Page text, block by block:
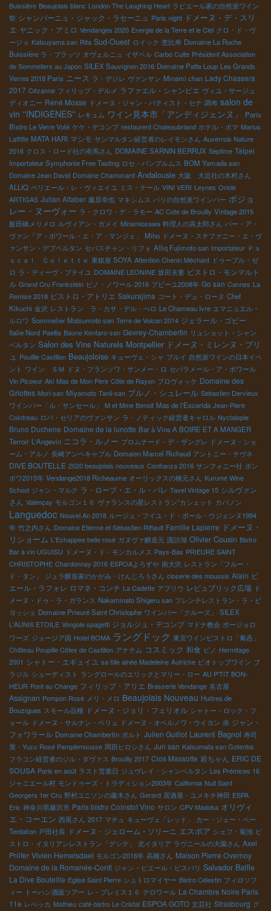
Buissière Beaujolais blanc London The Laughing Heart ラピエール家の自然派ワイン
祭 シャンパーニュ・ジャック・ラセーニュ Paris night ドメーヌ・デ・スリ
エ ヤニック・アミロ Vendanges 2020 Energie de la Terre et le Ciel クロ・ド・ヴ
ージョ Katsuyama san Rita Sud-Ouest ロイック 恵比寿 Domaine La Roche
Buissière ラ・プラッツ オヴェルニュ イザベル Carbo Culte Président Association
de Sommeliers au Japon SILEX Sauvignon 2016 Domaine Patte Loup Les Grands
Verres 2018 Paris ニース ラ・デジレ ヴァンサン Minami chan Lady Chassera
2017 Cézanne フィリップ・デルメ ラファエル・シャンピエ ヴィユ・サージュ
ディオニー René Mosse ドメーヌ・ジャン・バティスト・セナ 調布 salon de
vin ''INDIGENES'' レキュム ワイン見本市「アンディジェンヌ」
Paris
Bistro Le Verre Volé ケケ・デコンブ restaurent Chateaubriand ホテル・ボマ Marius
Laffitte MATA HARI マシモ サンマルタン経営者のレイモンさん Auxerrois Nature
2016 クロス・ロード社の有馬さん DOMAINE SARNIN BERRUX Septime Taipei
Importateur Symphonie Free Tasting ロセ・パンプルムス BOM Yamada san
Domaine Jean David Domaine Chamonard Andalousie 大阪 大近社の木村さん
ALLIQ ペリエール・レ・ヴィエイユ ミス・テール VINI VERI Leynes Oriole
ARTIGAS Julian Altaber 藤原幸也 マキシムス パリの自然派ワインバー ボジョ
レー・ヌーヴォー ラ・クロワ・デ・ラモー AC Cote de Brouilly Vintage 2015
飯田橋メリメロ ルヴィアン・ガメイ Minamiosawa 料理人の高太郎さん バー・ア・
ヴァン「ア・ボワール・エ・ア・マンジェ」
Miho ドメーヌ・ステファニー・エ・ヴ
ァンサン・デブベルタン セバスチャン・リフォ Alliq Fujimoto san Importateur Ｐａ
ｓｃａｌ Ｃｏｌｅｔｔｅ 東銀座 SOYA Attention Chenin Méchant ドゥーブル・ゼ
ロ ラ・ディーヴ・ブテイユ DOMAINE LEONINE 坂田夫妻 ビストロ・モンマルト
ル Grand Cru Frankstein ピノ・ノワール 2016 プピーユ2008年 Go san Cannes La
Remise 2018 ビストロ・アトリエ Sakurajima コート・デュ・ローヌ Chef
Kikuchi 金沢 レストラン ラ・カサ・デル・ぺロ Le Chameau Ivre エマニュエル・
ルロワ Sommelier Matsumoto san Terre de Volcan 2014 ジェラール・ゴビー
Italie Nord Paellia Baune Kentaro-san Gevrey-Chambertin リュショット・シャン
ベルタン Salon des Vins Naturels Montpellier ドメーヌ・ミレンヌ・ブリ
ュ Poulille Castillon Beaujoloise キューヴェ・シャ ブルイ 自然派ワインの日本イベ
ント ワイン ＳＭ ドヌ・フランソワ・サンメー・ロ セパラメール・ア・ボワール
Vin Picoeur Aki Mas de Mon Père Côte de Rayon プロヴォッケ Domaine des
Griottes Mori-san Miyamoto Tanii-san ブルノ・シュレール Sebastien Dervieux
ワインバー「ル・サンセール」
M et Mme Benoit Mas de l'Escarida Jean-Piere
Cointreau ロバ・セリアのヴァンサン ラ・ノティック経営者キャロル Nyctalopie
Bruno Duchene Domaine de la lunotte Bar à Vins A BOIRE ET A MANGER
Terroir L'Angevin ニコラ・ルノー プロムナード・デ・ザングレ ドメーヌ・ショ
ーム・アルノ 長崎アンペキャブル Domaien Marcel Richaud アントニー・テヴネ
DIVE BOUTELLE 2020 beaujolais nouveaux Confianza 2016 サンフォニー社 ポン
ポワ2015年 Vendange2018 Richeaume オーリックスの橋元さん Kurumé Wine
School ジャン・マルク ラ・ローブ・エ・ル・パレ Tavel Vintage 15 シルヴァン
さん Valençay モルゴン１６ ヴァランスの星レストラン”カシェット カバノン
Languedoc Nouvel An 2018 ルージュ・フイユ・ド・ポール・ウジェンヌ1994
年 竹之内さん Domaine Etienne et Sébastien Riffault Famille Lapierre ドメーヌ・
リショーム L'Echappee belle rosé ガヌヴァ醸造元 諏訪湖 Olivier Cousin Bistro
Bar à vin UGUISU ドメーヌ・ド・モンカルメス Pays-Bas PRIEURE SAINT
CHRISTOPHE Chardonnay 2016 ESPOAよろずや 南大沢 レストラン「フルー・
ド・タン」
ジュラ醸造家のかがみ・けんじろうさん closerie des moussis Alain ピ
エール・ラフォレ ロマネ・コンチ La Cadette アブリウ レピュブリック広場 ド
メーヌ・ドゥ・ラ・ガランス Nakaminato Shigeru san フレンチレストラン・ラ・ピ
ヨッシュ Domaine Prieuré Saint Christophe ワインバー「クルーズ」
SILEX
L'AUNIS ETOILE Vongole spagetti ジョルジュ・デコンブ マドナ教会 ボージョロ
ワーズ ジョージア国 Hotel BOMA ラングドック 東京ワインビストロ「葡呑」
Château Poupille Côtes de Castillon アナテム コスミック 和食 ピノ Hermitage
2001 シャトー・エギュイユ sa fille ainée Madeleine Autriche ビオトップワイン ブ
ラジル シューディスト ラングロールのエリックとマリー・ロー AU P'TIT BON-
HEUR Pont au Change フィリップ・アリエ Brasserie Vendange 名古屋
Assignan Pompon Rosé メリ・メロ Beaujolais Nouveau Huitres de
Bouzigues スモール品種 ドメーヌ・ジョリ・フェリオル シャトー・ロック・フ
ォール ドメーヌ・サルナン・ベリュ ドメーヌ・オベルノワ・ウイヨン 赤 ジャン・
フォワラール Domaine Chambertin ポルト Julien Guillot Laurent Bagnol 寿司
屋・Yuzu Rosé Pamplemousse 岡田ヒロシさん Jun san Katsumata san Gotenba
フラコン経営者のジル・ダヴァス Brouilly 2017 Clos Massotte 岩ちゃん ERIC DE
SOUSA Paris en août ラスト営業日 ジュヴレイ・シャンベルタン Les Prémices 16
ジャニエール村 モンドゥーズ・トラディション2003年 California Nuit Saint
Georgers 1er Cru 野村ユニソンの藤木さん Gerard 居酒屋・ユメキチ神田 ESPA
Eric 神奈川県藤沢市 Paris bistro Coinstot Vino サロン CPV Madoka オリヴィ
エ・コーエン 西尾さん 2017 マチュ キューヴェ「レッド」
カー・ジェー・ベー
Tentation 戸田社長 ドメーヌ・ジェローム・ソリーニ エスポア シェフ・菊池 ビ
ストロ・イタリアンレストラン「グシテ」
北イタリア ラヴニールの大園さん Axel
Prϋfer Vivien Hemelsdael モルゴン2016年 高橋さん Maison Pierre Overnoy
Domaine de la Romanée-Conti ジャン・ピエール・ビスパリ Salvador Batlle
La Dive Bouteille Eglise Saint Pierre シュトロマイヤー Bistro Célestin フィロソフ
ィー トーハン酒販ツアー レ・プレミス１６ テロワール La Chambre Noire Paris
11e レベッカ Mathieu café-bistro Le Cristal ESPOA GOTO 文芸社 Strasbourg グ